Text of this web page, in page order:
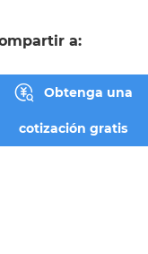
a:
Obtenga una
cotización gratis